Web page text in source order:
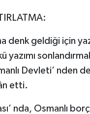
denk geldiği için
yazımı
Devleti’ nden
etti.
nda, Osmanlı